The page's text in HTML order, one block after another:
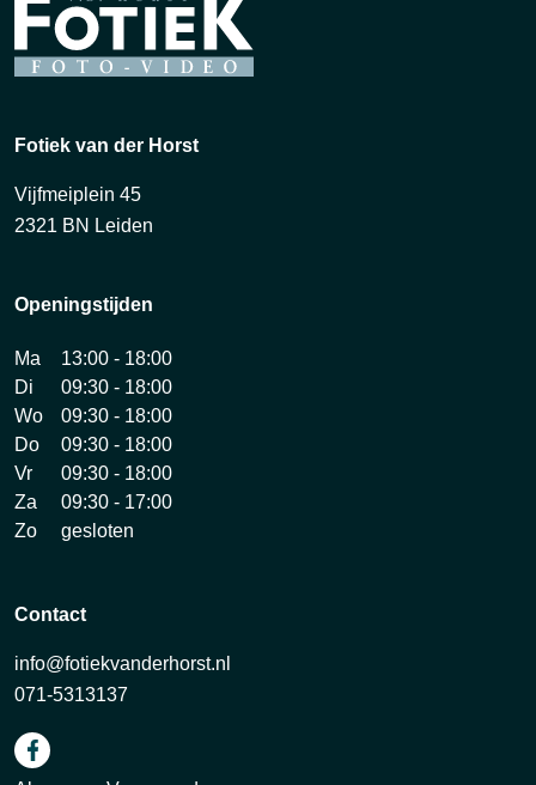
Fotiek van der Horst
Vijfmeiplein 45
2321 BN Leiden
Openingstijden
Ma
13:00 - 18:00
Di
09:30 - 18:00
Wo
09:30 - 18:00
Do
09:30 - 18:00
Vr
09:30 - 18:00
Za
09:30 - 17:00
Zo
gesloten
Contact
info@fotiekvanderhorst.nl
071-5313137